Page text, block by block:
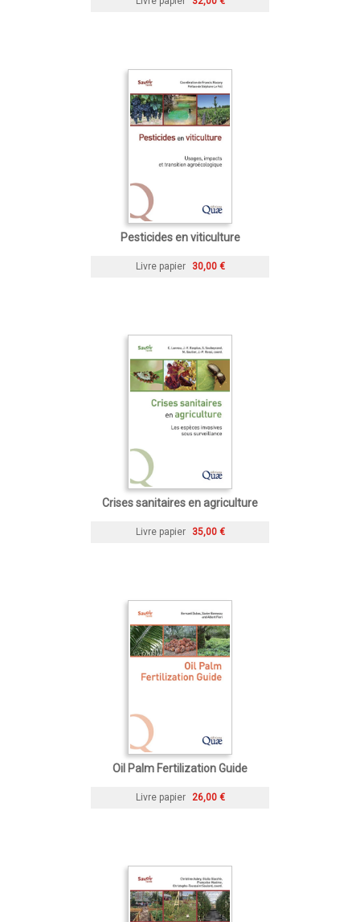
Pesticides en viticulture
Livre papier 30,00 €
Crises sanitaires en agriculture
Livre papier 35,00 €
Oil Palm Fertilization Guide
Livre papier 26,00 €